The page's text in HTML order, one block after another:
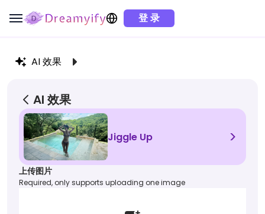
登 录
AI 效果
AI 效果
Jiggle Up >
上传图片
Required, only supports uploading one image